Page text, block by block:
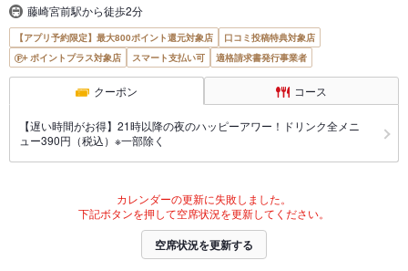
藤崎宮前駅から徒歩2分
【アプリ予約限定】最大800ポイント還元対象店
口コミ投稿特典対象店
ポイントプラス対象店
スマート支払い可 適格請求書発行事業者
クーポン コース
【遅い時間がお得】21時以降の夜のハッピーアワー！ドリンク全メニ
ュー390円（税込）※一部除く
カレンダーの更新に失敗しました。
下記ボタンを押して空席状況を更新してください。
空席状況を更新する